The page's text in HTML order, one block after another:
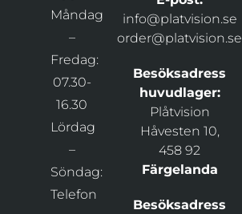
Måndag
–
Fredag:
07.30-
16.30
Lördag
–
Söndag:
Telefon
info@platvision.se
order@platvision.se
Besöksadress
huvudlager:
Plåtvision
Håvesten 10,
458 92
Färgelanda
Besöksadress